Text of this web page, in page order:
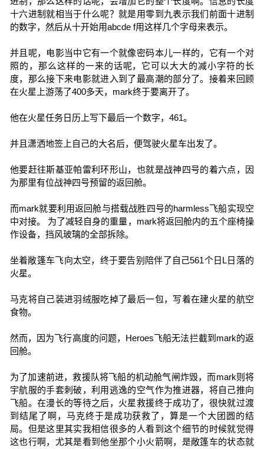
十六进制就相当于什么呢？就是用零到九表示我们前面十进制
的数字，然后从十开始用abcde f用这样几个字母来表示。
并且呢，电影当中它有一个就像密码本儿一样的，它有一个对
照的，那么这样的一来的话呢，它可以大大的减小字符的长
度，那么接下来电影就进入到了最高潮的部分了。接着来回顾
在火星上游荡了400多天，mark终于要离开了。
他在火星任务日历上写下最后一个数字，461。
并且潇洒地签上自己的大名后，便驾驶火星车出发了。
他要赶往斯基亚帕雷利环形山，也就是战神四号的着六点，因
为那里有位战神四号预留的返回舱。
而mark就要利用返回舱与搭载战胜四号的harmless飞船实现空
中对接。 为了减轻自身的重量，mark将返回舱内的五个座椅操
作设备，挡风玻璃的全部拆除。
坐着敞篷车飞向太空，终于要告别陪伴了自己561个日L日落的
火星。
马克将自己装进羽绒服吃掉了最后一包，写着在建火星的航空
食物。
然而，因为飞行高度的问题，Heroes飞船无法拦截到mark的返
回舱。
为了加速前进，救援队将飞船的机动舱气闸炸毁，而mark则将
宇航服的手套刺破，利用逃逸的空气作为推进器，将自己推向
飞船。在漫长的等待之后，火星救援终于成功了，很快就过渡
到结尾了啊，马克终于是成功获救了，算是一个大团圆的结
局。但是这里其实我相信很多的人看到这个细节的时候就觉得
这也行啊，尤其是看到他坐那个小火箭啊，是敞篷车的状态就